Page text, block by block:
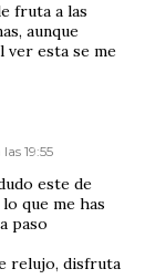
fruta a las
aunque
ver esta se me
19:55
este de
que me has
paso
relujo, disfruta